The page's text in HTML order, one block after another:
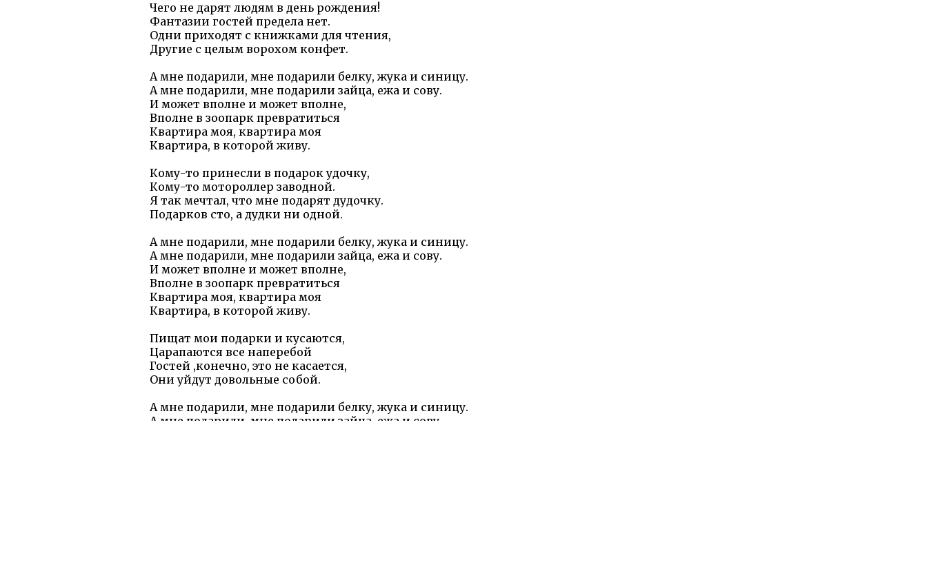
Чего не дарят людям в день рождения!
Фантазии гостей предела нет.
Одни приходят с книжками для чтения,
Другие с целым ворохом конфет.
А мне подарили, мне подарили белку, жука и синицу.
А мне подарили, мне подарили зайца, ежа и сову.
И может вполне и может вполне,
Вполне в зоопарк превратиться
Квартира моя, квартира моя
Квартира, в которой живу.
Кому-то принесли в подарок удочку,
Кому-то мотороллер заводной.
Я так мечтал, что мне подарят дудочку.
Подарков сто, а дудки ни одной.
А мне подарили, мне подарили белку, жука и синицу.
А мне подарили, мне подарили зайца, ежа и сову.
И может вполне и может вполне,
Вполне в зоопарк превратиться
Квартира моя, квартира моя
Квартира, в которой живу.
Пищат мои подарки и кусаются,
Царапаются все наперебой
Гостей ,конечно, это не касается,
Они уйдут довольные собой.
А мне подарили, мне подарили белку, жука и синицу.
А мне подарили, мне подарили зайца, ежа и сову.